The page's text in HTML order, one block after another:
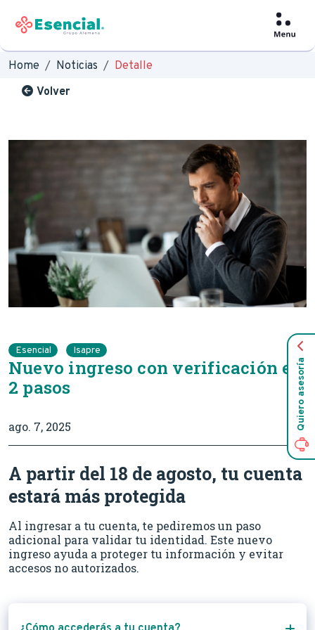
Quiero asesoría
Home Noticias
Detalle
Volver
Esencial Isapre
Nuevo ingreso con verificación en
2 pasos
ago. 7, 2025
A partir del 18 de agosto, tu cuenta
estará más protegida
Al ingresar a tu cuenta, te pediremos un paso
adicional para validar tu identidad. Este nuevo
ingreso ayuda a proteger tu información y evitar
accesos no autorizados.